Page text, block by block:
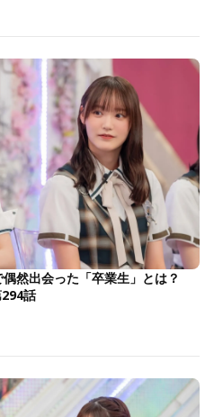
然出会った「卒業生」とは？
294話